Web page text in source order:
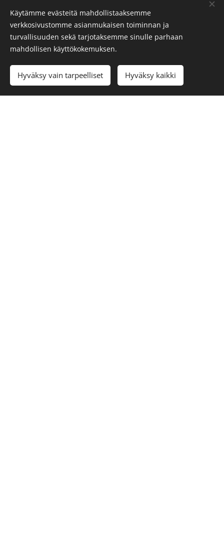
Käytämme evästeitä mahdollistaaksemme
verkkosivustomme asianmukaisen toiminnan ja
turvallisuuden sekä tarjotaksemme sinulle parhaan
mahdollisen käyttökokemuksen.
Hyväksy vain tarpeelliset Hyväksy kaikki